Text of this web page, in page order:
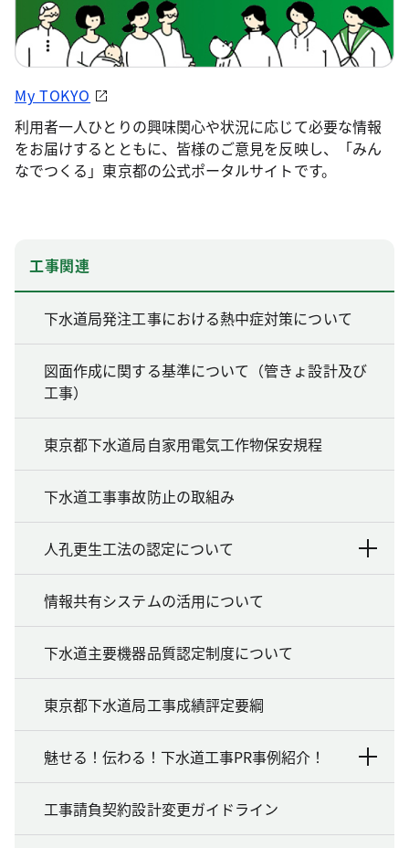
My TOKYO
利用者一人ひとりの興味関心や状況に応じて必要な情報
をお届けするとともに、皆様のご意見を反映し、「みん
なでつくる」東京都の公式ポータルサイトです。
工事関連
下水道局発注工事における熱中症対策について
図面作成に関する基準について（管きょ設計及び
工事）
東京都下水道局自家用電気工作物保安規程
下水道工事事故防止の取組み
人孔更生工法の認定について
情報共有システムの活用について
下水道主要機器品質認定制度について
東京都下水道局工事成績評定要綱
魅せる！伝わる！下水道工事PR事例紹介！
工事請負契約設計変更ガイドライン